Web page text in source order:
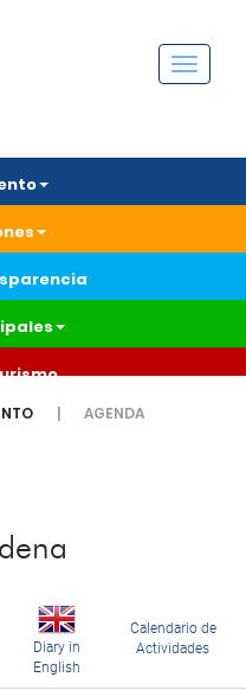
Menú
AGENDA
Diary in
English
Calendario de
Actividades